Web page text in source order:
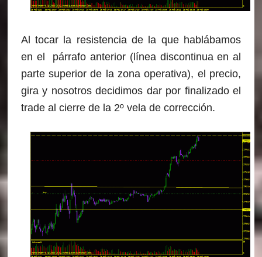
Al tocar la resistencia de la que hablábamos
en el párrafo anterior (línea discontinua en al
parte superior de la zona operativa), el precio,
gira y nosotros decidimos dar por finalizado el
trade al cierre de la 2º vela de corrección.